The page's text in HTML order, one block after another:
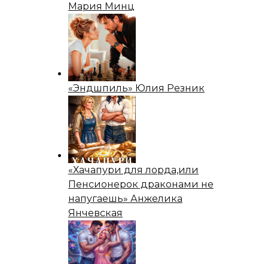
Мария Минц
«Эндшпиль» Юлия Резник
«Хачапури для лорда,или
Пенсионерок драконами не
напугаешь» Анжелика
Янчевская